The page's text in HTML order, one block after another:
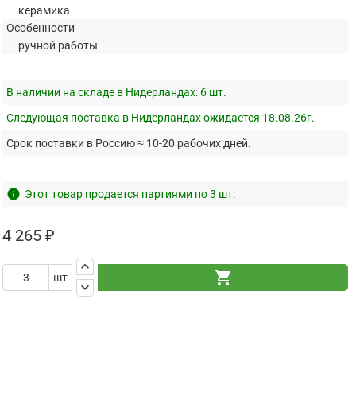
керамика
Особенности
ручной работы
В наличии на складе в Нидерландах: 6 шт.
Следующая поставка в Нидерландах ожидается 18.08.26г.
Срок поставки в Россию ≈ 10-20 рабочих дней.
info Этот товар продается партиями по 3 шт.
4 265 ₽
шт
keyboard_arrow_up
keyboard_arrow_down
shopping_cart